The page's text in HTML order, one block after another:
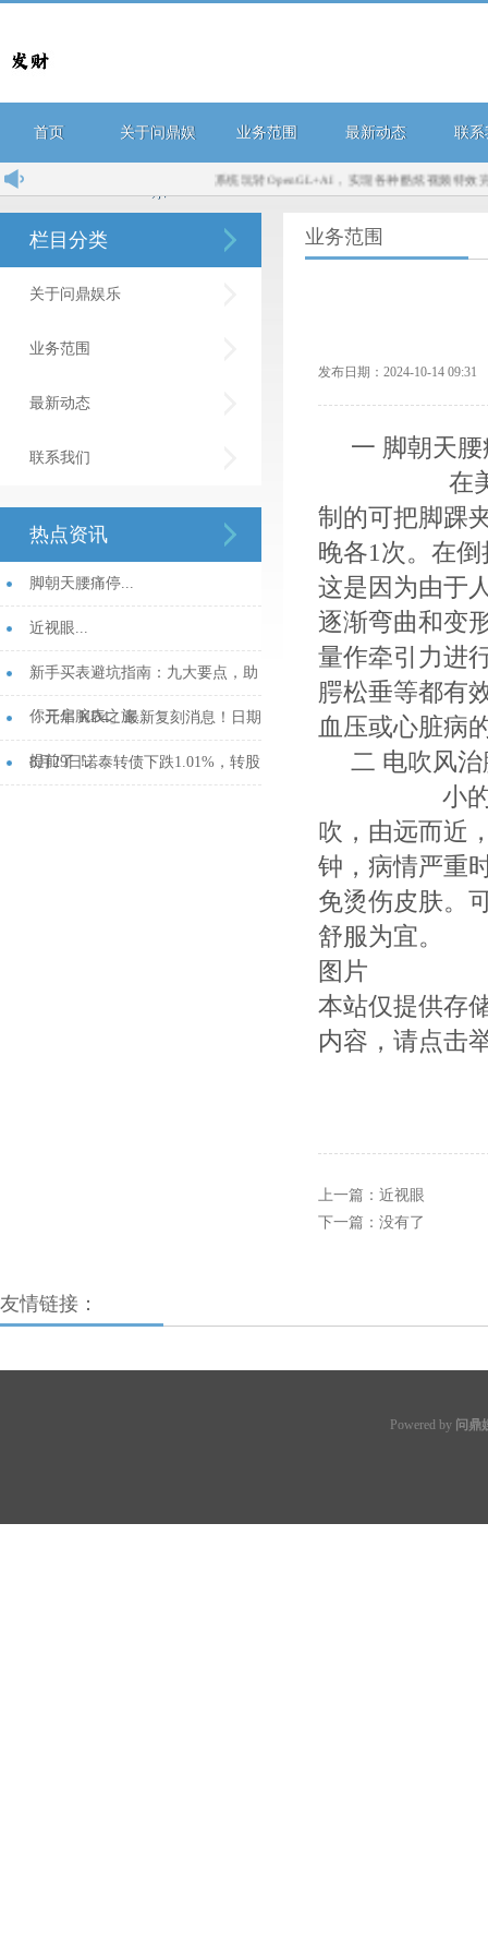
首页 关于问鼎娱
乐
业务范围 最新动态 联系
系统玩转OpenGL+AI，实现各种酷炫视频特效完整
栏目分类
关于问鼎娱乐
业务范围
最新动态
联系我们
热点资讯
脚朝天腰痛停...
近视眼...
新手买表避坑指南：九大要点，助
你开启腕表之旅...
「元年 KD4」最新复刻消息！日期
提前了！...
8月29日诺泰转债下跌1.01%，转股
业务范围
发布日期：2024-10-14
一 脚朝天腰
在美国风
制的可把脚踝
晚各1次。在
这是因为由于
逐渐弯曲和变
量作牵引力进
腭松垂等都有
血压或心脏病
二 电吹风治
小的电吹
吹，由远而近
钟，病情严重
免烫伤皮肤。
舒服为宜。
图片
本站仅提供存
内容，请点击
上一篇： 近视眼
下一篇：没有了
友情链接：
Powered by 问鼎